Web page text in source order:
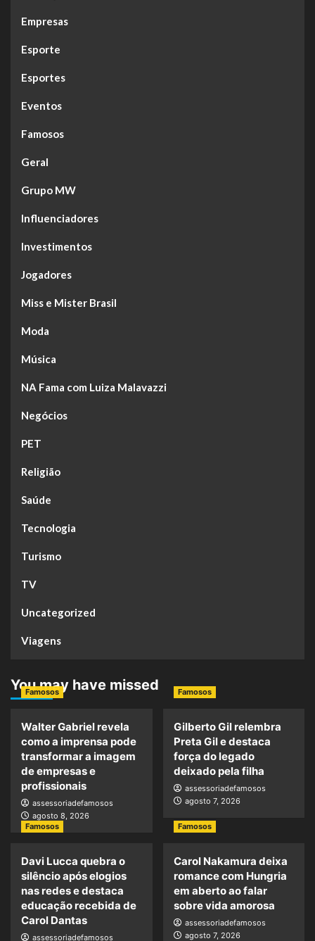
Empresas
Esporte
Esportes
Eventos
Famosos
Geral
Grupo MW
Influenciadores
Investimentos
Jogadores
Miss e Mister Brasil
Moda
Música
NA Fama com Luiza Malavazzi
Negócios
PET
Religião
Saúde
Tecnologia
Turismo
TV
Uncategorized
Viagens
You may have missed
Famosos
Walter Gabriel revela
como a imprensa pode
transformar a imagem
de empresas e
profissionais
assessoriadefamosos
agosto 8, 2026
Famosos
Gilberto Gil relembra
Preta Gil e destaca
força do legado
deixado pela filha
assessoriadefamosos
agosto 7, 2026
Famosos
Davi Lucca quebra o
silêncio após elogios
nas redes e destaca
educação recebida de
Carol Dantas
assessoriadefamosos
Famosos
Carol Nakamura deixa
romance com Hungria
em aberto ao falar
sobre vida amorosa
assessoriadefamosos
agosto 7, 2026